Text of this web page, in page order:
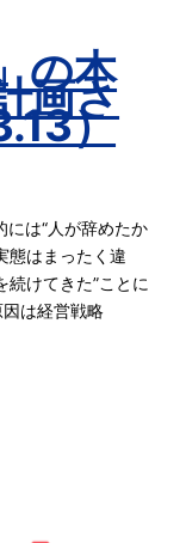
の本
画さ
）
は“人が辞めたか
態はまったく違
続けてきた”ことに
は経営戦略